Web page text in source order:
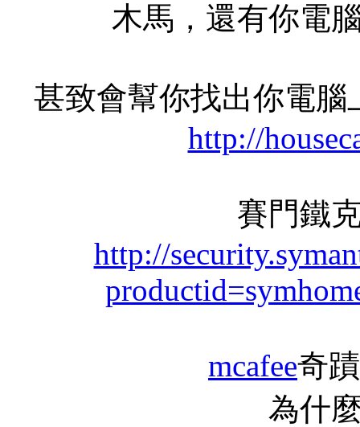
木馬，還有你電
甚致會幫你找出你電
http://
賽門鐵
http://
mcafee奇
為什